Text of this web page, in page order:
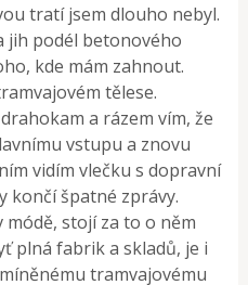
tratí jsem dlouho nebyl.
jih podél betonového
kde mám zahnout.
tělese.
a rázem vím, že
vstupu a znovu
vidím vlečku s dopravní
končí špatné zprávy.
stojí za to o něm
plná fabrik a skladů, je i
tramvajovému